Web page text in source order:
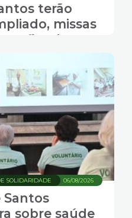
terão
missas
no fim de
Pais
06/08/2026
SOLIDARIDADE
Santos
sobre saúde